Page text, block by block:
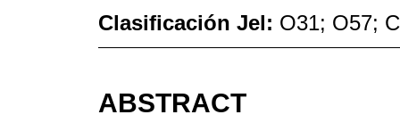
Clasificación Jel: O31; O57;
ABSTRACT